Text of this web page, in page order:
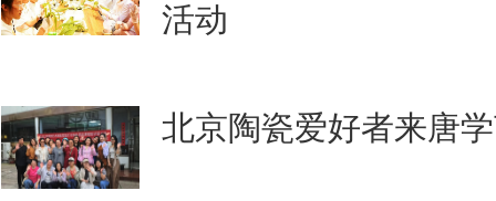
活动
北京陶瓷爱好者来唐